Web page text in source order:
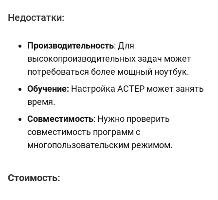
Недостатки:
Производительность: Для
высокопроизводительных задач может
потребоваться более мощный ноутбук.
Обучение: Настройка АСТЕР может занять
время.
Совместимость: Нужно проверить
совместимость программ с
многопользовательским режимом.
Стоимость: